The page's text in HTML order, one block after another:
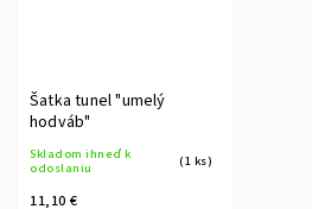
Šatka tunel "umelý
hodváb"
Skladom ihneď k
odoslaniu
(1 ks)
11,10 €